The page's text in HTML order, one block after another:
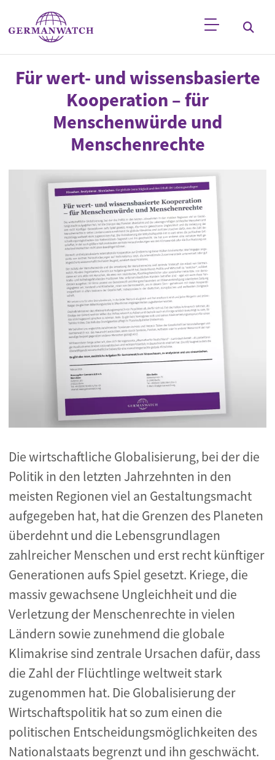
Direkt zum Inhalt
Stichwortsuche
Für wert- und wissensbasierte
Kooperation – für
Menschenwürde und
Menschenrechte
Die wirtschaftliche Globalisierung, bei der die
Politik in den letzten Jahrzehnten in den
meisten Regionen viel an Gestaltungsmacht
aufgegeben hat, hat die Grenzen des Planeten
überdehnt und die Lebensgrundlagen
zahlreicher Menschen und erst recht künftiger
Generationen aufs Spiel gesetzt. Kriege, die
massiv gewachsene Ungleichheit und die
Verletzung der Menschenrechte in vielen
Ländern sowie zunehmend die globale
Klimakrise sind zentrale Ursachen dafür, dass
die Zahl der Flüchtlinge weltweit stark
zugenommen hat. Die Globalisierung der
Wirtschaftspolitik hat so zum einen die
politischen Entscheidungsmöglichkeiten des
Nationalstaats begrenzt und ihn geschwächt.